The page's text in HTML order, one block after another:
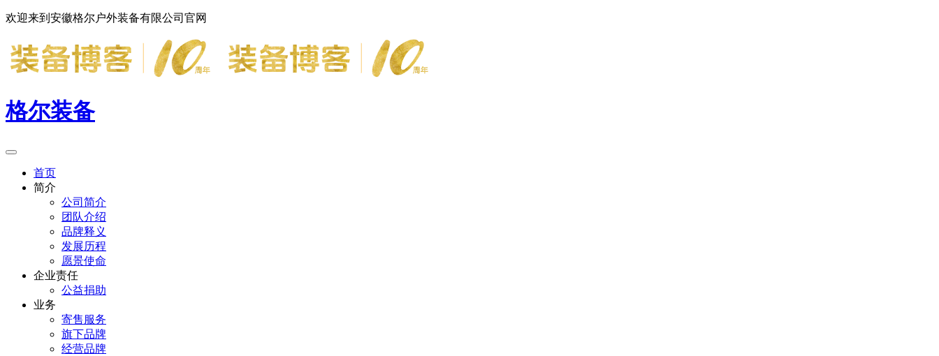
欢迎来到安徽格尔户外装备有限公司官网
格尔装备
首页
简介
公司简介
团队介绍
品牌释义
发展历程
愿景使命
企业责任
公益捐助
业务
寄售服务
旗下品牌
经营品牌